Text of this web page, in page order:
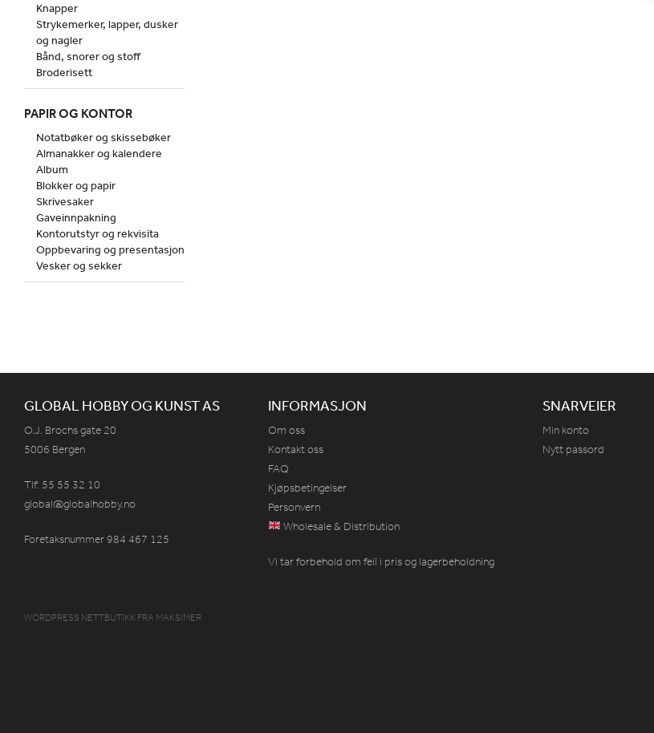
Knapper
Strykemerker, lapper, dusker
og nagler
Bånd, snorer og stoff
Broderisett
PAPIR OG KONTOR
Notatbøker og skissebøker
Almanakker og kalendere
Album
Blokker og papir
Skrivesaker
Gaveinnpakning
Kontorutstyr og rekvisita
Oppbevaring og presentasjon
Vesker og sekker
GLOBAL HOBBY OG KUNST AS
O.J. Brochs gate 20
5006 Bergen
Tlf: 55 55 32 10
global@globalhobby.no
Foretaksnummer 984 467 125
INFORMASJON
Om oss
Kontakt oss
FAQ
Kjøpsbetingelser
Personvern
Wholesale & Distribution
Vi tar forbehold om feil i pris og lagerbeholdning
SNARVEIER
Min konto
Nytt passord
WORDPRESS NETTBUTIKK FRA MAKSIMER